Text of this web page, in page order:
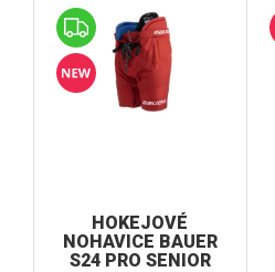
HOKEJOVÉ
NOHAVICE BAUER
S24 PRO SENIOR